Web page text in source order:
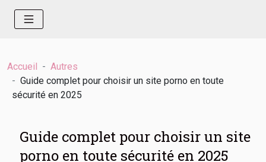
Accueil
Autres
Guide complet pour choisir un site porno en toute
sécurité en 2025
Guide complet pour choisir un site
porno en toute sécurité en 2025